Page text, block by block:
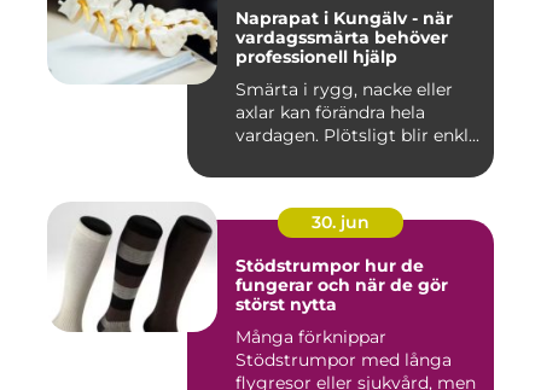
Naprapat i Kungälv - när
vardagssmärta behöver
professionell hjälp
Smärta i rygg, nacke eller
axlar kan förändra hela
vardagen. Plötsligt blir enkl...
30. jun
Stödstrumpor hur de
fungerar och när de gör
störst nytta
Många förknippar
Stödstrumpor med långa
flygresor eller sjukvård, men